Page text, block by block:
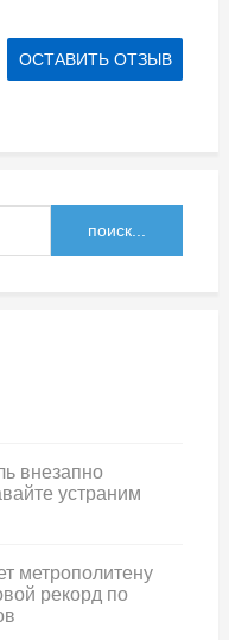
внезапно
устраним
метрополитену
рекорд по